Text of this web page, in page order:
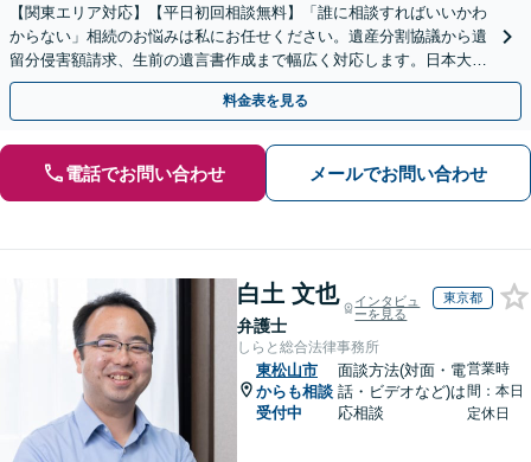
【関東エリア対応】【平日初回相談無料】「誰に相談すればいいかわ
からない」相続のお悩みは私にお任せください。遺産分割協議から遺
留分侵害額請求、生前の遺言書作成まで幅広く対応します。日本大通
り駅直結でアクセス良好。
料金表を見る
電話でお問い合わせ メールでお問い合わせ
白土 文也
弁護士
インタビュ
ーを見る
東京都
しらと総合法律事務所
東松山市
からも相談
受付中
面談方法(対面・電
話・ビデオなど)は
応相談
営業時
間：本日
定休日